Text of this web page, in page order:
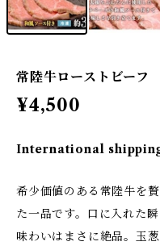
常陸牛ローストビーフ
¥4,500
International
希少価値のある常陸牛を
た一品です。口に入れた
味わいはまさに絶品。玉